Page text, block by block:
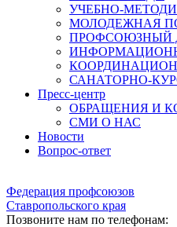
УЧЕБНО-
МОЛОДЕЖНАЯ
ПРОФСОЮЗНЫЙ
САНАТОРНО-
Пресс-центр
ОБРАЩЕНИЯ И
СМИ О НАС
Новости
Вопрос-ответ
Федерация профсоюзов
Ставропольского края
Позвоните нам по телефонам: